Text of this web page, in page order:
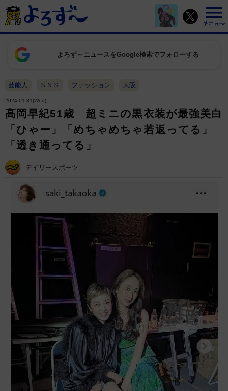
よろず～ニュースをGoogle検索でフォローする
芸能人 ＳＮＳ ファッション 大阪
2024.01.31(Wed)
高岡早紀51歳 超ミニの黒衣装が最強美白
「ひゃー」「めちゃめちゃ若返ってる」
「透き通ってる」
デイリースポーツ